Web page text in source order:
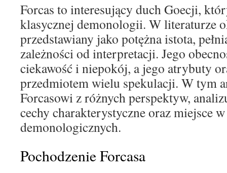
Forcas to interesujący duch Goecji,
klasycznej demonologii. W literaturze
przedstawiany jako potężna istota,
zależności od interpretacji. Jego
ciekawość i niepokój, a jego atrybuty
przedmiotem wielu spekulacji. W tym
Forcasowi z różnych perspektyw,
cechy charakterystyczne oraz miejsce
demonologicznych.
Pochodzenie Forcasa